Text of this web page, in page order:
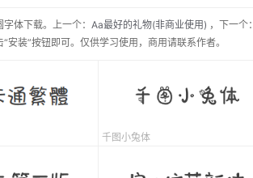
字体下载。 上一个： Aa最好的礼物(非商业使用) ， 下一个
安装”按钮即可。仅供学习使用，商用请联系作者。
千图小兔体